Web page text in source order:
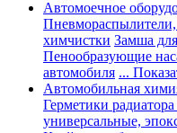
Автомоечное
химчистки Замша
Пенообразующие
автомобиля ...
Автомобильная
Герметики
универсальные,